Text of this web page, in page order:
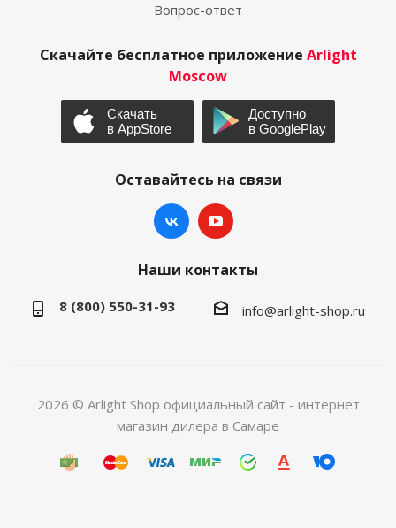
Вопрос-ответ
Скачайте бесплатное приложение Arlight
Moscow
Оставайтесь на связи
Наши контакты
8 (800) 550-31-93 info@arlight-shop.ru
2026 © Arlight Shop официальный сайт - интернет
магазин дилера в Самаре